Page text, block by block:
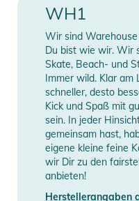
aussehen. Das 6-Panel-
vorgeformte Schirm
Vom Meeting am
Freitagabend, die Cap
bietet dir Tragekomfort
du bist.
Eigenschaften:
Material
Style
Manufacturer
Information
WH1
Wir sind
Du bist wie wir. Wir
Skate, Beach- und
Immer wild. Klar am
schneller, desto
Kick und Spaß mit
sein. In jeder
gemeinsam hast,
eigene kleine feine
wir Dir zu den
anbieten!
Herstellerangaben